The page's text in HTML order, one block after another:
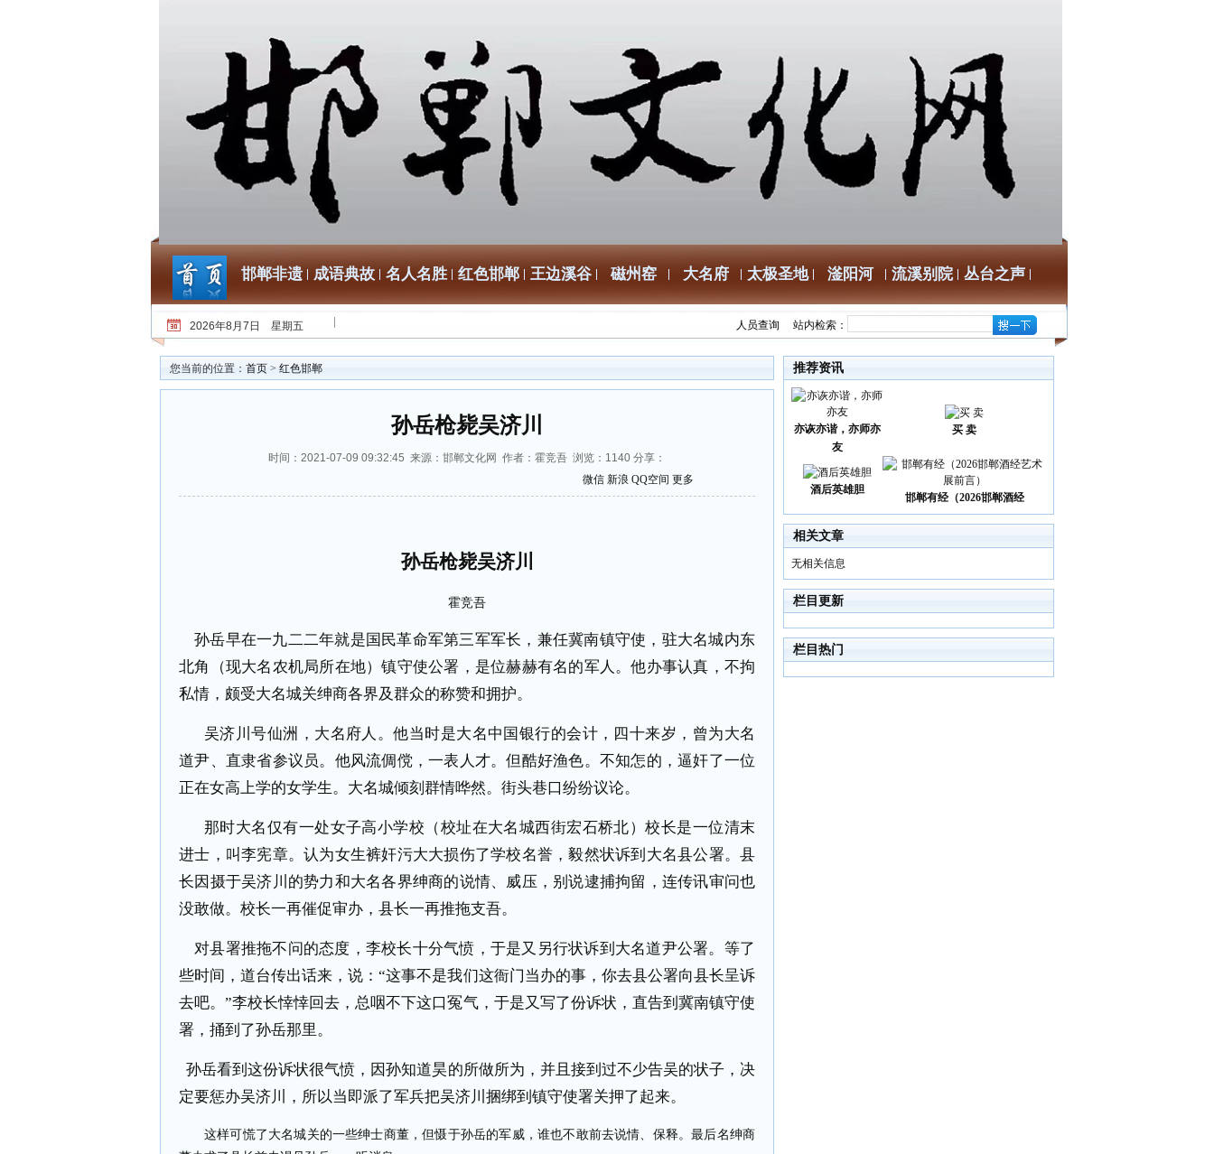
邯郸非遗 成语典故 名人名胜 红色邯郸 王边溪谷 磁州窑 大名府 太极圣地 滏阳河 流溪别院 丛台之声
2026年8月7日 星期五 人员查询 站内检索：
您当前的位置： 首页 > 红色邯郸
孙岳枪毙吴济川
时间：2021-07-09 09:32:45 来源：邯郸文化网 作者：霍竞吾 浏览： 1140 分享：
微信 新浪 QQ空间 更多
孙岳枪毙吴济川
霍竞吾
孙岳早在一九二二年就是国民革命军第三军军长，兼任冀南镇守使，驻大名城内东
北角（现大名农机局所在地）镇守使公署，是位赫赫有名的军人。他办事认真，不拘
私情，颇受大名城关绅商各界及群众的称赞和拥护。
吴济川号仙洲，大名府人。他当时是大名中国银行的会计，四十来岁，曾为大名
道尹、直隶省参议员。他风流倜傥，一表人才。但酷好渔色。不知怎的，逼奸了一位
正在女高上学的女学生。大名城倾刻群情哗然。街头巷口纷纷议论。
那时大名仅有一处女子高小学校（校址在大名城西街宏石桥北）校长是一位清末
进士，叫李宪章。认为女生裤奸污大大损伤了学校名誉，毅然状诉到大名县公署。县
长因摄于吴济川的势力和大名各界绅商的说情、威压，别说逮捕拘留，连传讯审问也
没敢做。校长一再催促审办，县长一再推拖支吾。
对县署推拖不问的态度，李校长十分气愤，于是又另行状诉到大名道尹公署。等了
些时间，道台传出话来，说：“这事不是我们这衙门当办的事，你去县公署向县长呈诉
去吧。”李校长悻悻回去，总咽不下这口冤气，于是又写了份诉状，直告到冀南镇守使
署，捅到了孙岳那里。
孙岳看到这份诉状很气愤，因孙知道昊的所做所为，并且接到过不少告吴的状子，决
定要惩办吴济川，所以当即派了军兵把吴济川捆绑到镇守使署关押了起来。
这样可慌了大名城关的一些绅士商董，但慑于孙岳的军威，谁也不敢前去说情、保释。最后名绅商
推荐资讯
亦诙亦谐，亦师亦
友
买 卖
酒后英雄胆
邯郸有经（2026邯郸酒经
相关文章
无相关信息
栏目更新
栏目热门